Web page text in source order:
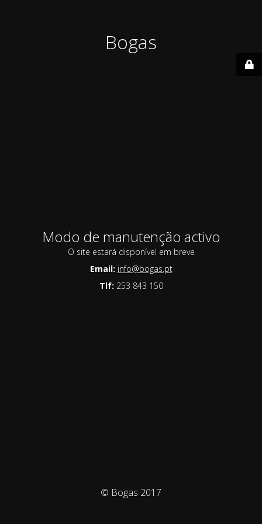
Bogas
Modo de manutenção activo
O site estará disponível em breve
Email: info@bogas.pt
Tlf: 253 843 150
© Bogas 2017